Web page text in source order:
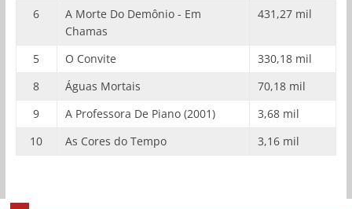
6
A Morte Do Demônio - Em
Chamas
431,27 mil
5 O Convite
330,18 mil
8
Águas Mortais
70,18 mil
9
A Professora De Piano (2001)
3,68 mil
10
As Cores do Tempo 3,16 mil